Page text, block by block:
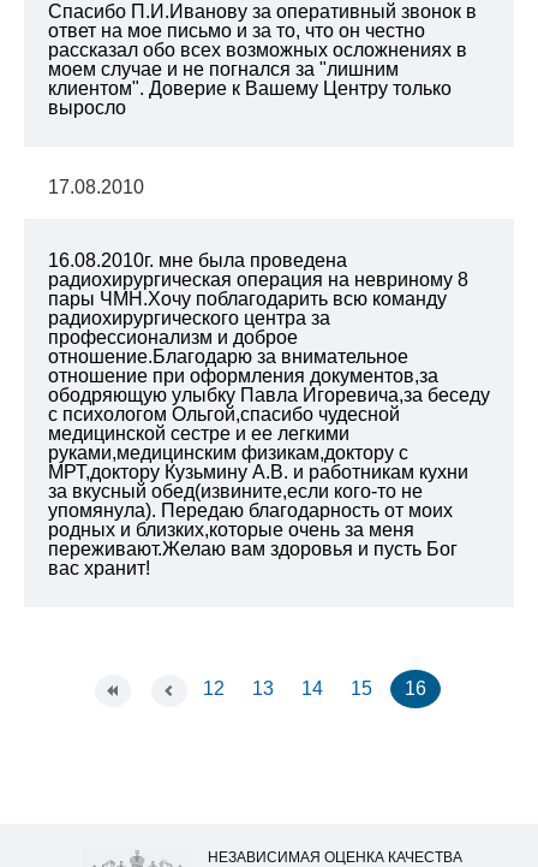
Спасибо П.И.Иванову за оперативный звонок в
ответ на мое письмо и за то, что он честно
рассказал обо всех возможных осложнениях в
моем случае и не погнался за "лишним
клиентом". Доверие к Вашему Центру только
выросло
17.08.2010
16.08.2010г. мне была проведена
радиохирургическая операция на невриному 8
пары ЧМН.Хочу поблагодарить всю команду
радиохирургического центра за
профессионализм и доброе
отношение.Благодарю за внимательное
отношение при оформления документов,за
ободряющую улыбку Павла Игоревича,за беседу
с психологом Ольгой,спасибо чудесной
медицинской сестре и ее легкими
руками,медицинским физикам,доктору с
МРТ,доктору Кузьмину А.В. и работникам кухни
за вкусный обед(извините,если кого-то не
упомянула). Передаю благодарность от моих
родных и близких,которые очень за меня
переживают.Желаю вам здоровья и пусть Бог
вас хранит!
12 13 14 15 16
НЕЗАВИСИМАЯ ОЦЕНКА КАЧЕСТВА